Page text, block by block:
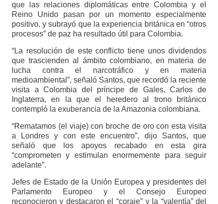
que las relaciones diplomáticas entre Colombia y el
Reino Unido pasan por un momento especialmente
positivo, y subrayó que la experiencia británica en “otros
procesos” de paz ha resultado útil para Colombia.
“La resolución de este conflicto tiene unos dividendos
que trascienden al ámbito colombiano, en materia de
lucha contra el narcotráfico y en materia
medioambiental”, señaló Santos, que recordó la reciente
visita a Colombia del príncipe de Gales, Carlos de
Inglaterra, en la que el heredero al trono británico
contempló la exuberancia de la Amazonia colombiana.
“Rematamos (el viaje) con broche de oro con esta visita
a Londres y con este encuentro”, dijo Santos, que
señaló que los apoyos recabado en esta gira
“comprometen y estimulan enormemente para seguir
adelante”.
Jefes de Estado de la Unión Europea y presidentes del
Parlamento Europeo y el Consejo Europeo
reconocieron y destacaron el “coraje” y la “valentía” del